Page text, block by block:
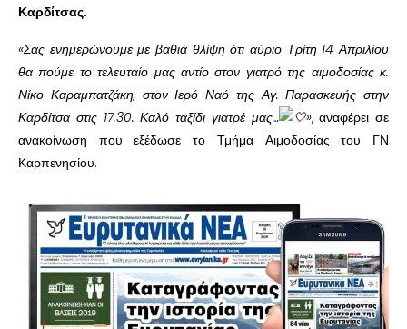
Καρδίτσας.
«Σας ενημερώνουμε με βαθιά θλίψη ότι αύριο Τρίτη 14 Απριλίου
θα πούμε το τελευταίο μας αντίο στον γιατρό της αιμοδοσίας κ.
Νίκο Καραμπατζάκη, στον Ιερό Ναό της Αγ. Παρασκευής στην
Καρδίτσα στις 17:30. Καλό ταξίδι γιατρέ μας…
», αναφέρει σε
ανακοίνωση που εξέδωσε το Τμήμα Αιμοδοσίας του ΓΝ
Καρπενησίου.